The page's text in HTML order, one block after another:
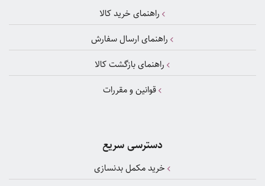
راهنمای خرید کالا
راهنمای ارسال سفارش
راهنمای بازگشت کالا
قوانین و مقررات
دسترسی سریع
خرید مکمل بدنسازی